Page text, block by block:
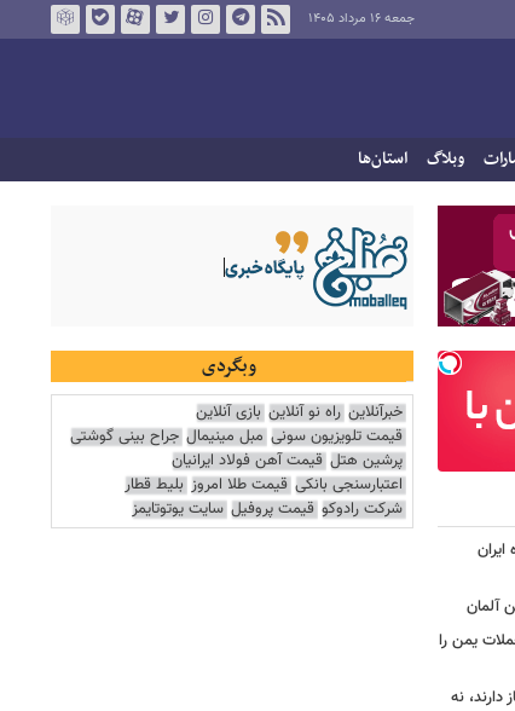
جمعه ۱۶ مرداد ۱۴۰۵
وبلاگ استان‌ها
آلمان
یمن را
دارند، نه
وبگردی
خبرآنلاین راه نو آنلاین بازی آنلاین
قیمت تلویزیون سونی مبل مینیمال جراح بینی گوشتی
پرشین هتل قیمت آهن فولاد ایرانیان
اعتبارسنجی بانکی قیمت طلا امروز بلیط قطار
شرکت رادوکو قیمت پروفیل سایت یوتوتایمز